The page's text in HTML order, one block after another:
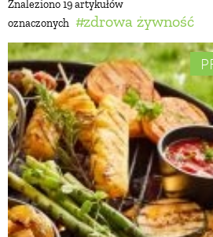
Znaleziono 19 artykułów
oznaczonych
zdrowa żywność
BUDUJEMY
OGRÓD
WARZYWA I
ROŚLINY